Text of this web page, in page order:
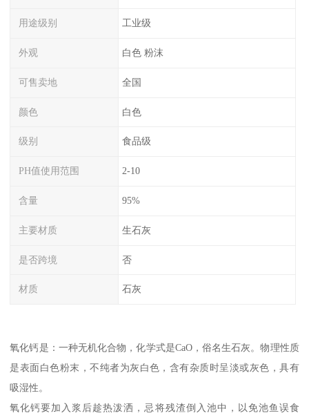
用途级别 工业级
外观 白色 粉沫
可售卖地 全国
颜色 白色
级别 食品级
PH值使用范围 2-10
含量 95%
主要材质 生石灰
是否跨境 否
材质 石灰
氧化钙是：一种无机化合物，化学式是CaO，俗名生石灰。物理性质
是表面白色粉末，不纯者为灰白色，含有杂质时呈淡或灰色，具有
吸湿性。
氧化钙要加入浆后趁热泼洒，忌将残渣倒入池中，以免池鱼误食